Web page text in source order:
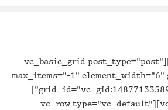
[vc_row][vc_column][vc_basic_grid
max_items="-1"
grid_id="vc_gid:1487713358957-f6927bf1-b267-5"]
[/vc_column][/vc_row][vc_row